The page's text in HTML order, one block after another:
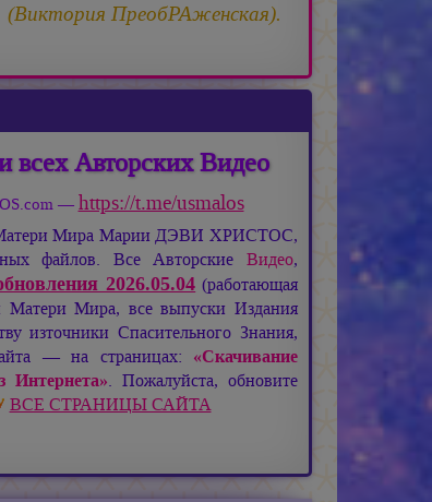
(Виктория ПреобРАженская).
всех Авторских Видео
— https://t.me/usmalos
Мира Марии ДЭВИ ХРИСТОС,
файлов. Все Авторские Видео,
2026.05.04 (работающая
Матери Мира, все выпуски Издания
източники Спасительного Знания,
— на страницах: «Скачивание
Интернета». Пожалуйста, обновите
ВСЕ СТРАНИЦЫ САЙТА